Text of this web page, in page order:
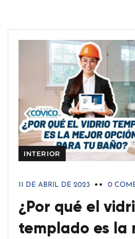
INTERIOR
11 DE ABRIL DE 2023 0
¿Por qué el
templado es la